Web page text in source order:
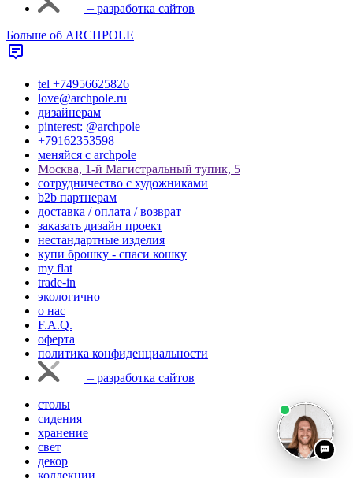
– разработка сайтов
Больше об ARCHPOLE
tel +74956625826
love@archpole.ru
дизайнерам
pinterest: @archpole
+79162353598
меняйся с аrchpole
Москва, 1-й Магистральный тупик, 5
cотрудничество с художниками
b2b партнерам
доставка / оплата / возврат
заказать дизайн проект
нестандартные изделия
купи брошку - спаси кошку
my flat
trade-in
экологично
о нас
F.A.Q.
оферта
политика конфиденциальности
– разработка сайтов
столы
сидения
хранение
свет
декор